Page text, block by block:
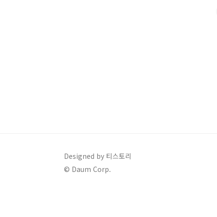
준)충전 성능:350kW급 초급속 충전 지원10% → 80%
Designed by 티스토리
© Daum Corp.